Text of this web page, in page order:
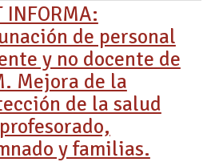
INFORMA:
de personal
y no docente de
Mejora de la
de la salud
y familias.